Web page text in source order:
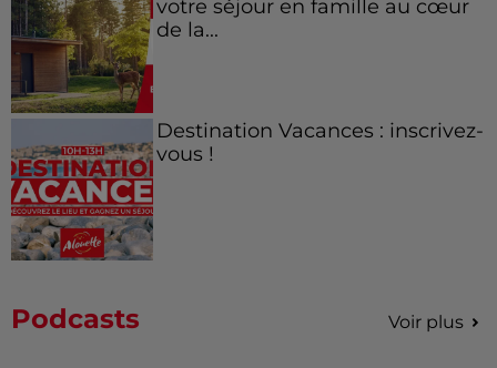
votre séjour en famille au cœur
de la...
Destination Vacances : inscrivez-
vous !
Podcasts Voir plus